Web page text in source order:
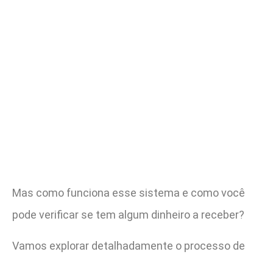
Mas como funciona esse sistema e como você
pode verificar se tem algum dinheiro a receber?
Vamos explorar detalhadamente o processo de